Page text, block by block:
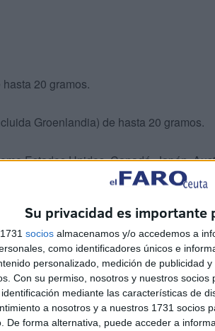
Su privacidad es importante
socios almacenamos y/o accedemos a
como identificadores únicos e
personalizado, medición de publicidad
Con su permiso, nosotros y nuestros socios
mediante las características de
a nosotros y a nuestros 1731 socios
De forma alternativa, puede acceder a
20 gramos.
Groenlandia) de hasta 20 gramos.
Estados Unidos, Canadá, Japón,
con la filatelia de coleccionista,